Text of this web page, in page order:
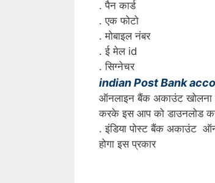
. पैन कार्ड
. एक फोटो
. मोबाइल नंबर
. ई मेल id
. सिग्नेचर
indian Post Bank
ऑनलाइन बैंक अकाउंट खोलना
करके इस आप को डाउनलोड
. इंडिया पोस्ट बैंक अकाउंट
होगा इस प्रकार